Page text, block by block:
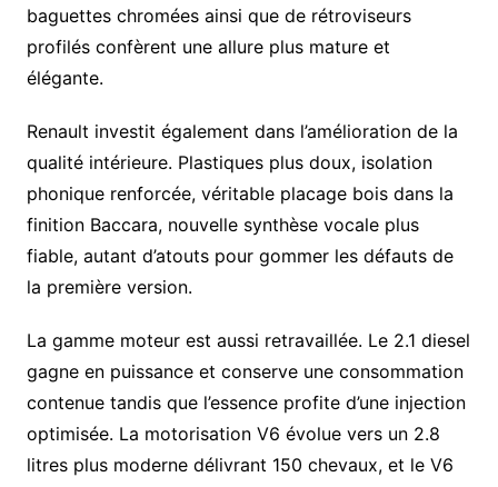
baguettes chromées ainsi que de rétroviseurs
profilés confèrent une allure plus mature et
élégante.
Renault investit également dans l’amélioration de la
qualité intérieure. Plastiques plus doux, isolation
phonique renforcée, véritable placage bois dans la
finition Baccara, nouvelle synthèse vocale plus
fiable, autant d’atouts pour gommer les défauts de
la première version.
La gamme moteur est aussi retravaillée. Le 2.1 diesel
gagne en puissance et conserve une consommation
contenue tandis que l’essence profite d’une injection
optimisée. La motorisation V6 évolue vers un 2.8
litres plus moderne délivrant 150 chevaux, et le V6